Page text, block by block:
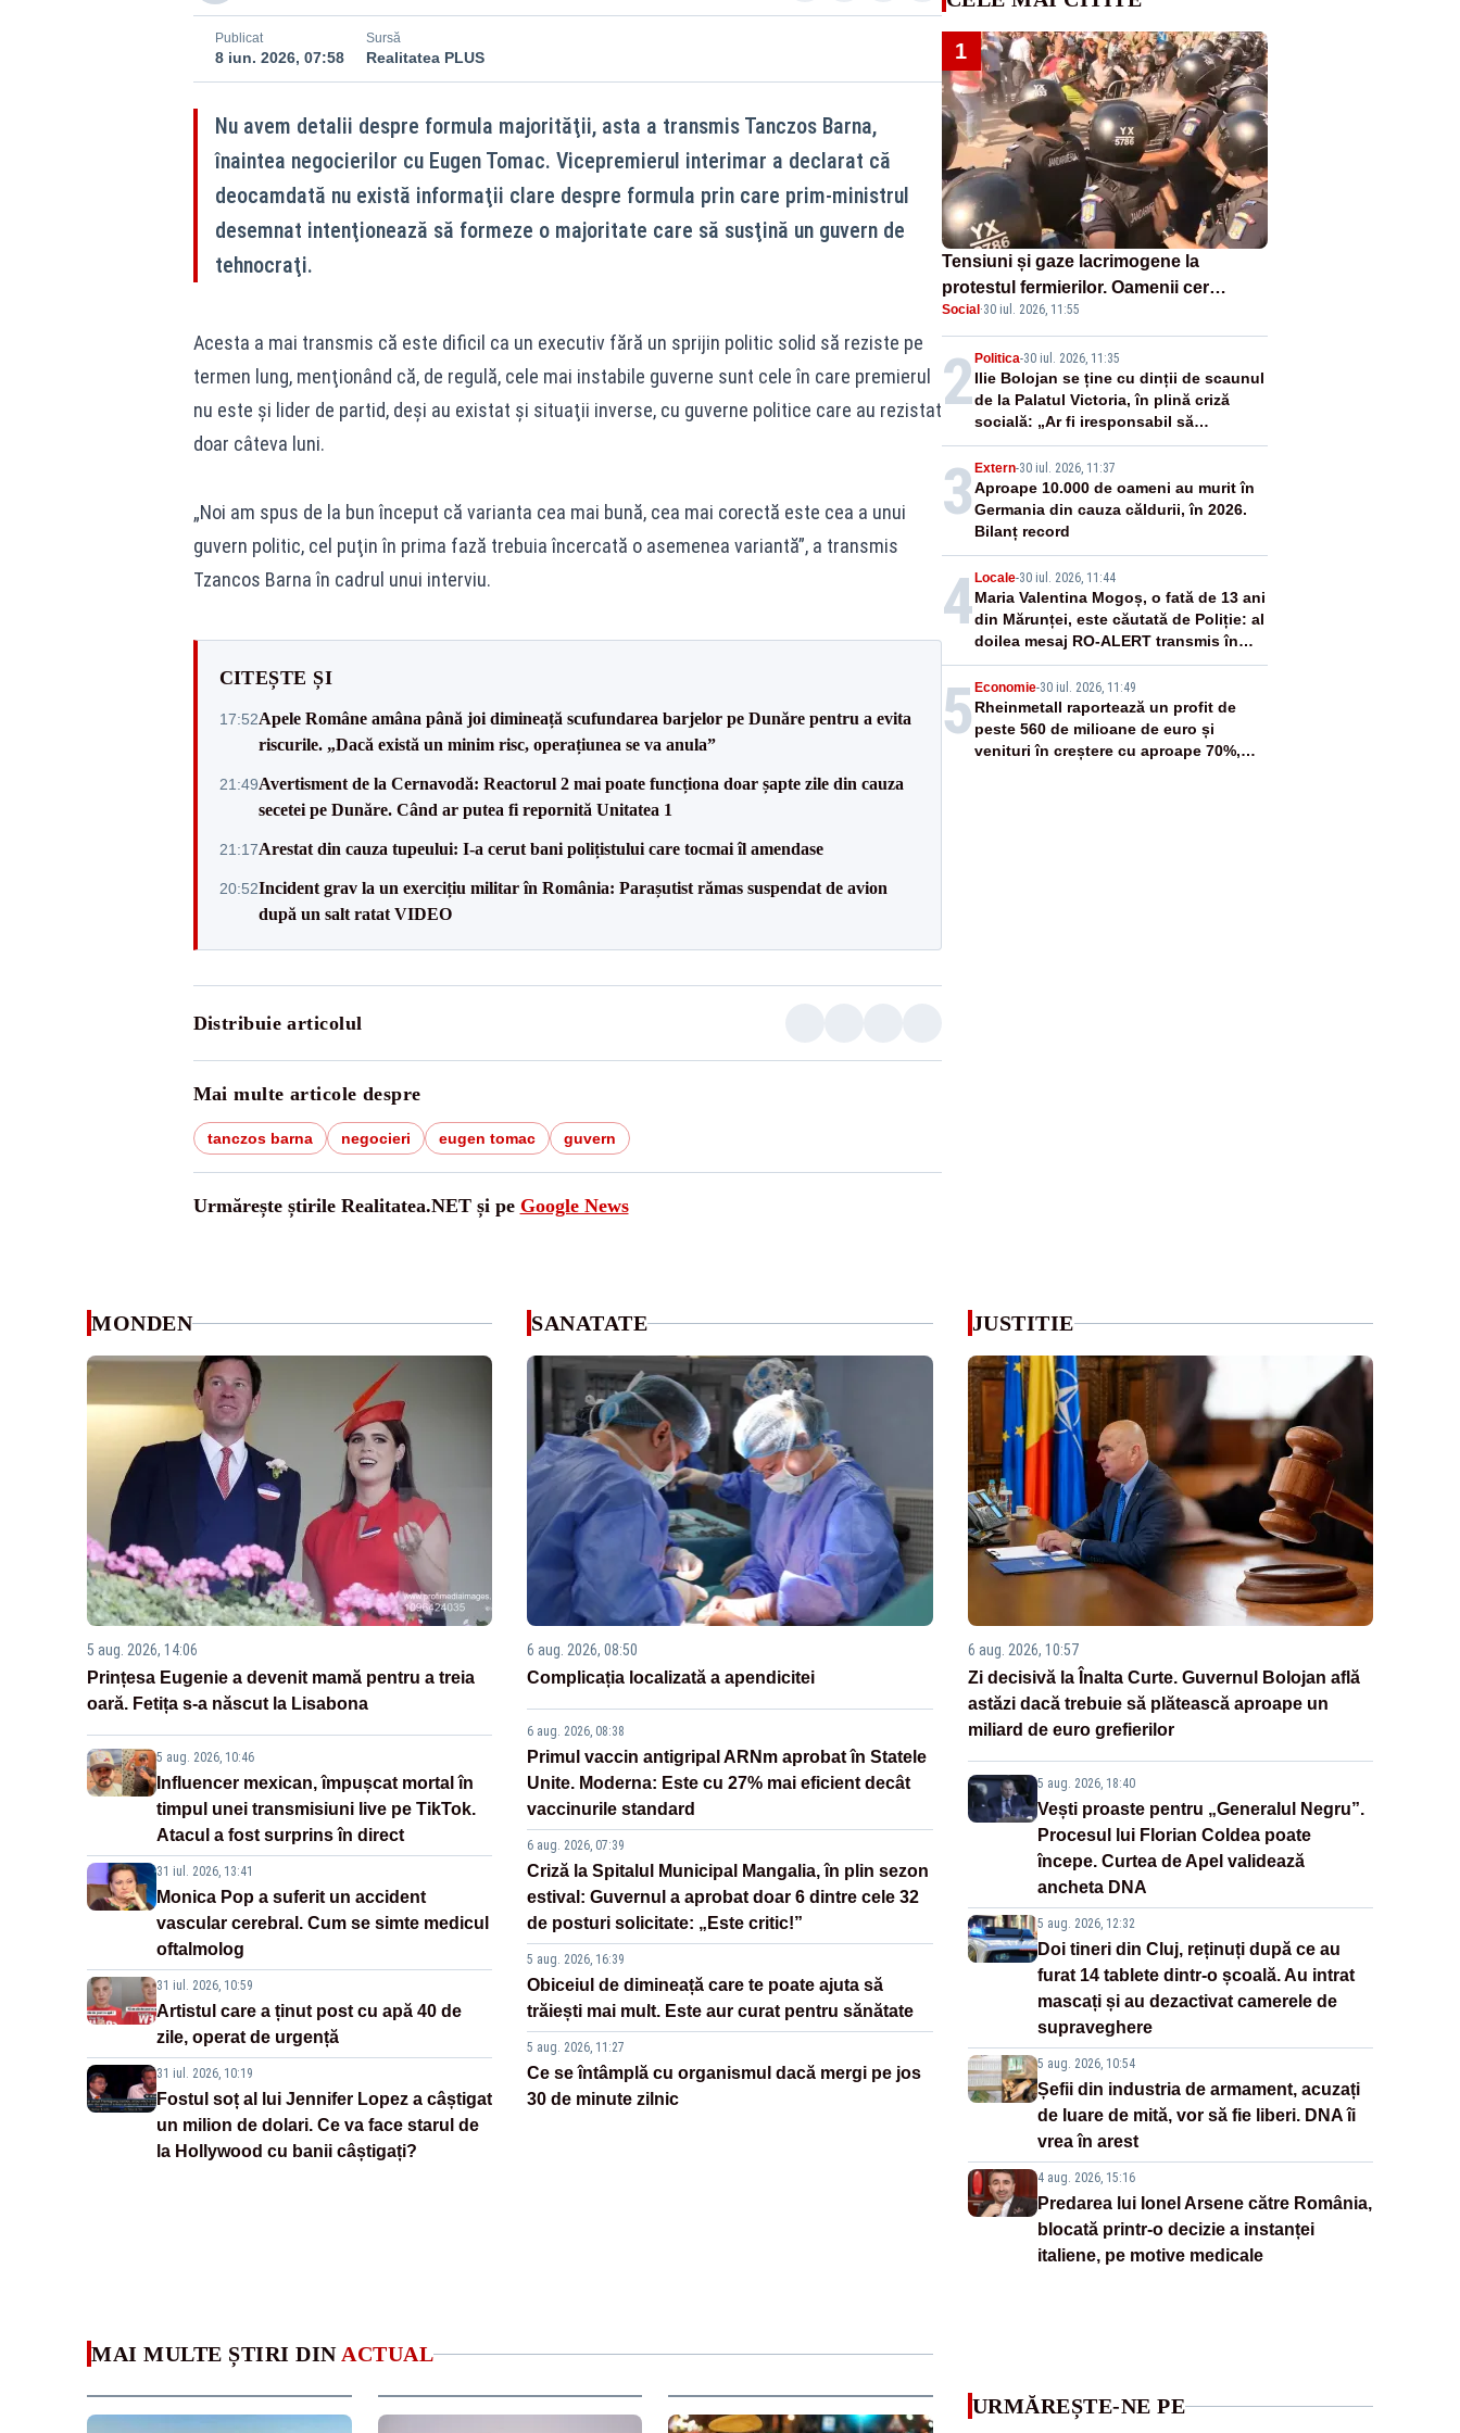
Publicat
8 iun. 2026, 07:58
Sursă
Realitatea PLUS
Nu avem detalii despre formula majorităţii, asta a transmis Tanczos Barna,
înaintea negocierilor cu Eugen Tomac. Vicepremierul interimar a declarat că
deocamdată nu există informaţii clare despre formula prin care prim-ministrul
desemnat intenţionează să formeze o majoritate care să susţină un guvern de
tehnocraţi.
Acesta a mai transmis că este dificil ca un executiv fără un sprijin politic solid să reziste pe
termen lung, menţionând că, de regulă, cele mai instabile guverne sunt cele în care premierul
nu este şi lider de partid, deşi au existat şi situaţii inverse, cu guverne politice care au rezistat
doar câteva luni.
„Noi am spus de la bun început că varianta cea mai bună, cea mai corectă este cea a unui
guvern politic, cel puţin în prima fază trebuia încercată o asemenea variantă”, a transmis
Tzancos Barna în cadrul unui interviu.
CITEȘTE ȘI
17:52Apele Române amâna până joi dimineață scufundarea barjelor pe Dunăre pentru a evita
riscurile. „Dacă există un minim risc, operațiunea se va anula”
21:49Avertisment de la Cernavodă: Reactorul 2 mai poate funcționa doar șapte zile din cauza
secetei pe Dunăre. Când ar putea fi repornită Unitatea 1
21:17Arestat din cauza tupeului: I-a cerut bani polițistului care tocmai îl amendase
20:52Incident grav la un exercițiu militar în România: Parașutist rămas suspendat de avion
după un salt ratat VIDEO
Distribuie articolul
Mai multe articole despre
tanczos barna negocieri eugen tomac guvern
Urmărește știrile Realitatea.NET și pe Google News
1
Tensiuni și gaze lacrimogene la
protestul fermierilor. Oamenii cer
demisia șefului ANSVSA și s-au mutat
în Piața Victoria– LIVE TEXT
Social ·30 iul. 2026, 11:55
2 Politica-30 iul. 2026, 11:35
Ilie Bolojan se ține cu dinții de scaunul
de la Palatul Victoria, în plină criză
socială: „Ar fi iresponsabil să
demisionez!”
3 Extern-30 iul. 2026, 11:37
Aproape 10.000 de oameni au murit în
Germania din cauza căldurii, în 2026.
Bilanț record
4 Locale-30 iul. 2026, 11:44
Maria Valentina Mogoș, o fată de 13 ani
din Mărunței, este căutată de Poliție: al
doilea mesaj RO-ALERT transmis în
județul Olt
5 Economie-30 iul. 2026, 11:49
Rheinmetall raportează un profit de
peste 560 de milioane de euro și
venituri în creștere cu aproape 70%,
MONDEN
5 aug. 2026, 14:06
Prințesa Eugenie a devenit mamă pentru a treia
oară. Fetița s-a născut la Lisabona
5 aug. 2026, 10:46
Influencer mexican, împușcat mortal în
timpul unei transmisiuni live pe TikTok.
Atacul a fost surprins în direct
31 iul. 2026, 13:41
Monica Pop a suferit un accident
vascular cerebral. Cum se simte medicul
oftalmolog
31 iul. 2026, 10:59
Artistul care a ținut post cu apă 40 de
zile, operat de urgență
31 iul. 2026, 10:19
Fostul soț al lui Jennifer Lopez a câștigat
un milion de dolari. Ce va face starul de
la Hollywood cu banii câștigați?
SANATATE
6 aug. 2026, 08:50
Complicația localizată a apendicitei
6 aug. 2026, 08:38
Primul vaccin antigripal ARNm aprobat în Statele
Unite. Moderna: Este cu 27% mai eficient decât
vaccinurile standard
6 aug. 2026, 07:39
Criză la Spitalul Municipal Mangalia, în plin sezon
estival: Guvernul a aprobat doar 6 dintre cele 32
de posturi solicitate: „Este critic!”
5 aug. 2026, 16:39
Obiceiul de dimineață care te poate ajuta să
trăiești mai mult. Este aur curat pentru sănătate
5 aug. 2026, 11:27
Ce se întâmplă cu organismul dacă mergi pe jos
30 de minute zilnic
JUSTITIE
6 aug. 2026, 10:57
Zi decisivă la Înalta Curte. Guvernul Bolojan află
astăzi dacă trebuie să plătească aproape un
miliard de euro grefierilor
5 aug. 2026, 18:40
Vești proaste pentru „Generalul Negru”.
Procesul lui Florian Coldea poate
începe. Curtea de Apel validează
ancheta DNA
5 aug. 2026, 12:32
Doi tineri din Cluj, reținuți după ce au
furat 14 tablete dintr-o școală. Au intrat
mascați și au dezactivat camerele de
supraveghere
5 aug. 2026, 10:54
Șefii din industria de armament, acuzați
de luare de mită, vor să fie liberi. DNA îi
vrea în arest
4 aug. 2026, 15:16
Predarea lui Ionel Arsene către România,
blocată printr-o decizie a instanței
italiene, pe motive medicale
MAI MULTE ȘTIRI DIN ACTUAL
URMĂREȘTE-NE PE